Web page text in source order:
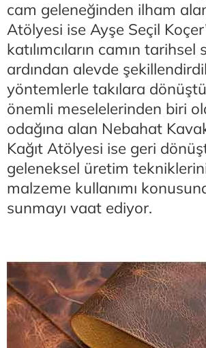
cam geleneğinden ilham
Atölyesi ise Ayşe Seçil
katılımcıların camın
ardından alevde
yöntemlerle takılara
önemli meselelerinden biri
odağına alan Nebahat
Kağıt Atölyesi ise geri
geleneksel üretim
malzeme kullanımı
sunmayı vaat ediyor.